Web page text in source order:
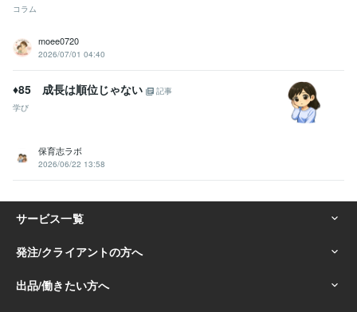
コラム
moee0720
2026/07/01 04:40
♦︎85 成長は順位じゃない
記事
学び
保育志ラボ
2026/06/22 13:58